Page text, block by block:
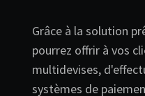
Grâce à la solution
pourrez offrir à vos
multidevises,
systèmes de